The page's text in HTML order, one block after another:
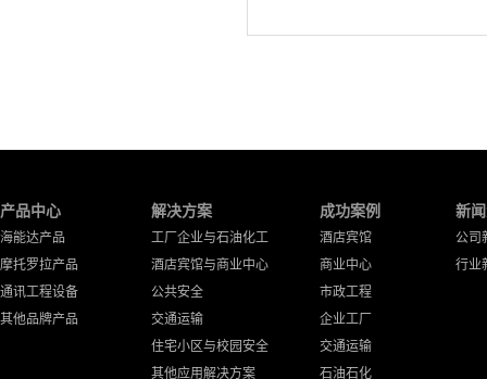
产品中心
海能达产品
摩托罗拉产品
通讯工程设备
其他品牌产品
解决方案
工厂企业与石油化工
酒店宾馆与商业中心
公共安全
交通运输
住宅小区与校园安全
其他应用解决方案
成功案例
酒店宾馆
商业中心
市政工程
企业工厂
交通运输
石油石化
新
公司
行业